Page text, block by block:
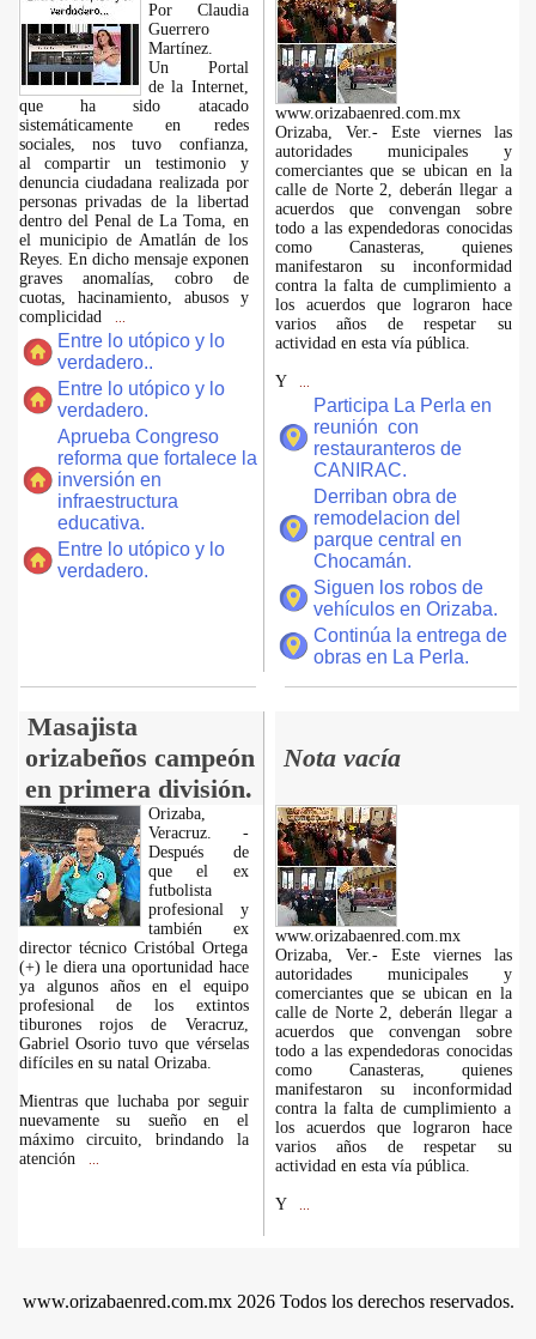
Por Claudia
Guerrero
Martínez.
​Un Portal
de la Internet,
que ha sido atacado
sistemáticamente en redes
sociales, nos tuvo confianza,
al compartir un testimonio y
denuncia ciudadana realizada por
personas privadas de la libertad
dentro del Penal de La Toma, en
el municipio de Amatlán de los
Reyes. En dicho mensaje exponen
graves anomalías, cobro de
cuotas, hacinamiento, abusos y
complicidad
Entre lo utópico y lo
verdadero..
Entre lo utópico y lo
verdadero.
Aprueba Congreso
reforma que fortalece la
inversión en
infraestructura
educativa.
Entre lo utópico y lo
verdadero.
www.orizabaenred.com.mx
Orizaba, Ver.- Este viernes las
autoridades municipales y
comerciantes que se ubican en la
calle de Norte 2, deberán llegar a
acuerdos que convengan sobre
todo a las expendedoras conocidas
como Canasteras, quienes
manifestaron su inconformidad
contra la falta de cumplimiento a
los acuerdos que lograron hace
varios años de respetar su
actividad en esta vía pública.
Y
Participa La Perla en
reunión con
restauranteros de
CANIRAC.
Derriban obra de
remodelacion del
parque central en
Chocamán.
Siguen los robos de
vehículos en Orizaba.
Continúa la entrega de
obras en La Perla.
Masajista
orizabeños campeón
en primera división.
Nota vacía
Orizaba,
Veracruz. -
Después de
que el ex
futbolista
profesional y
también ex
director técnico Cristóbal Ortega
(+) le diera una oportunidad hace
ya algunos años en el equipo
profesional de los extintos
tiburones rojos de Veracruz,
Gabriel Osorio tuvo que vérselas
difíciles en su natal Orizaba.
Mientras que luchaba por seguir
nuevamente su sueño en el
máximo circuito, brindando la
atención
www.orizabaenred.com.mx
Orizaba, Ver.- Este viernes las
autoridades municipales y
comerciantes que se ubican en la
calle de Norte 2, deberán llegar a
acuerdos que convengan sobre
todo a las expendedoras conocidas
como Canasteras, quienes
manifestaron su inconformidad
contra la falta de cumplimiento a
los acuerdos que lograron hace
varios años de respetar su
actividad en esta vía pública.
Y
www.orizabaenred.com.mx 2026 Todos los derechos reservados.